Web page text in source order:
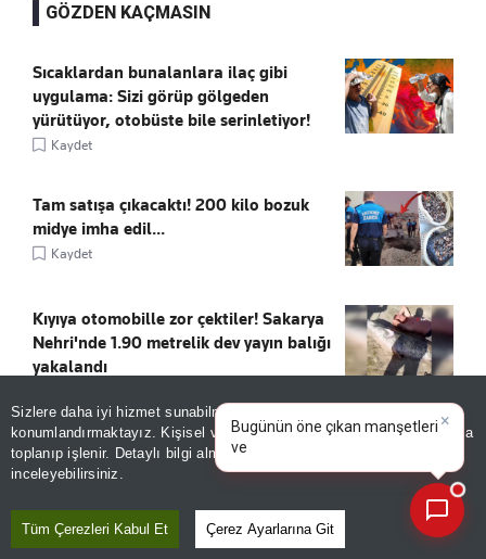
Sizlere daha iyi hizmet sunabilmek adına sitemizde
konumlandırmaktayız. Kişisel verileriniz, KVKK ve GDPR kapsamında
toplanıp işlenir. Detaylı bilgi almak için
inceleyebilirsiniz.
Tüm Çerezleri Kabul Et Çerez Ayarlarına Git
GÖZDEN KAÇMASIN
Sıcaklardan bunalanlara ilaç gibi
uygulama: Sizi görüp gölgeden
yürütüyor, otobüste bile serinletiyor!
Kaydet
Tam satışa çıkacaktı! 200 kilo bozuk
midye imha edil...
Kaydet
Kıyıya otomobille zor çektiler! Sakarya
Nehri'nde 1.90 metrelik dev yayın balığı
yakalandı
Trabzon'da Salah çılgınlığı! "Böylesini
ilk kez gördüm"
×
Bugünün öne çıkan manşetleri
ve gelişmeleri neler?